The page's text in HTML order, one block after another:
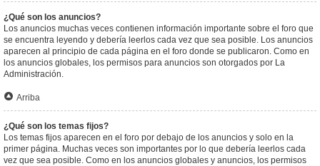
¿Qué son los anuncios?
Los anuncios muchas veces contienen información importante sobre el foro que
se encuentra leyendo y debería leerlos cada vez que sea posible. Los anuncios
aparecen al principio de cada página en el foro donde se publicaron. Como en
los anuncios globales, los permisos para anuncios son otorgados por La
Administración.
Arriba
¿Qué son los temas fijos?
Los temas fijos aparecen en el foro por debajo de los anuncios y solo en la
primer página. Muchas veces son importantes por lo que debería leerlos cada
vez que sea posible. Como en los anuncios globales y anuncios, los permisos